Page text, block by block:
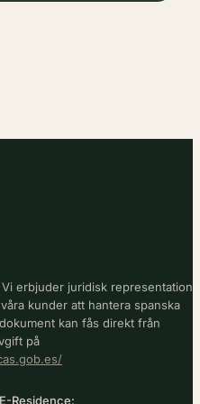
erbjuder juridisk representation
kunder att hantera spanska
kan fås direkt från
på
Residence: